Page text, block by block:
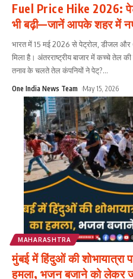
Fuel Price Hike 2026:
भी बढ़ी—जानें आपके शहर में
भारत में 15 मई 2026 से पेट्रोल, डीजल और
मिला है। अंतरराष्ट्रीय बाजार में कच्चे तेल
तनाव के चलते तेल कंपनियों ने पेट्?...
One India News Team May 15, 2026
MAHARASHTRA
मुंबई में हिंदुओं की शोभायात्रा
हमला, भजन बजाने को लेकर